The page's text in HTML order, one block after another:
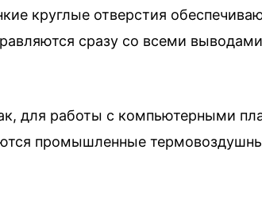
круглые отверстия
сразу со всеми выводами
для работы с компьютерными
промышленные